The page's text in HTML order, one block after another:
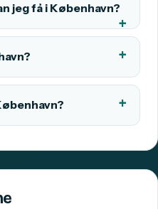
jeg få i København?